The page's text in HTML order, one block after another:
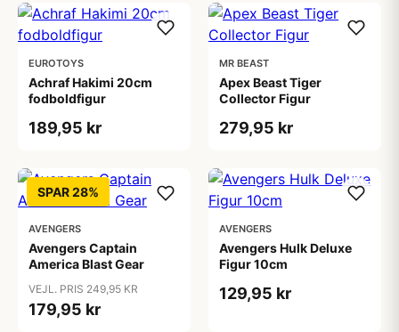
EUROTOYS
Achraf Hakimi 20cm
fodboldfigur
189,95 kr
MR BEAST
Apex Beast Tiger
Collector Figur
279,95 kr
SPAR 28%
AVENGERS
Avengers Captain
America Blast Gear
VEJL. PRIS 249,95 KR
179,95 kr
AVENGERS
Avengers Hulk Deluxe
Figur 10cm
129,95 kr